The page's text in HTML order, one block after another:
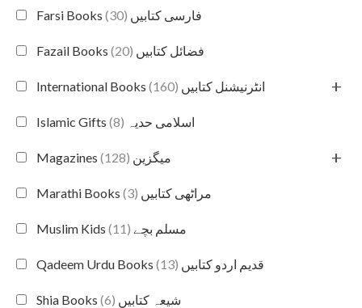
Farsi Books فارسی کتابیں (30)
Fazail Books فضائل کتابیں (20)
International Books انٹرنیشنل کتابیں (160) +
Islamic Gifts اسلامی حدیہ (8)
Magazines میگزین (128) +
Marathi Books مراٹھی کتابیں (3)
Muslim Kids مسلم بچے (11)
Qadeem Urdu Books قدیم اردو کتابیں (13)
Shia Books شیعہ کتابیں (6)